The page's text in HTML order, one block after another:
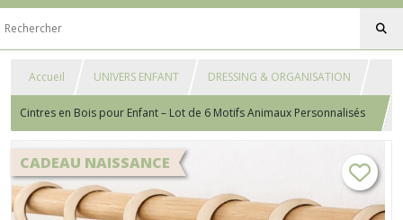
Accueil UNIVERS ENFANT DRESSING & ORGANISATION
Cintres en Bois pour Enfant – Lot de 6 Motifs Animaux Personnalisés
1
CADEAU NAISSANCE